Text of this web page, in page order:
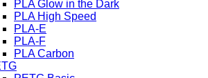
PLA Glow in the Dark
PLA High Speed
PLA-E
PLA-F
PLA Carbon